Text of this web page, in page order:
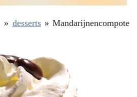
» desserts » Mandarijnencompote